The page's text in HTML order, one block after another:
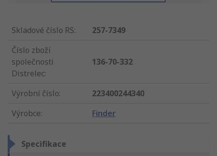
Skladové číslo RS:
257-7349
Číslo zboží
společnosti
Distrelec:
136-70-332
Výrobní číslo:
223400244340
Výrobce: Finder
Specifikace